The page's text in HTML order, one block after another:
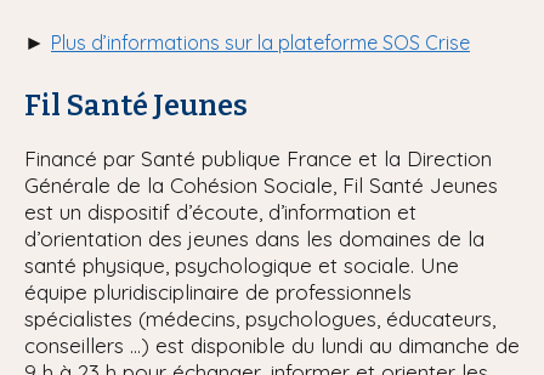
► Plus d’informations sur la plateforme SOS Crise
Fil Santé Jeunes
Financé par Santé publique France et la Direction
Générale de la Cohésion Sociale, Fil Santé Jeunes
est un dispositif d’écoute, d’information et
d’orientation des jeunes dans les domaines de la
santé physique, psychologique et sociale. Une
équipe pluridisciplinaire de professionnels
spécialistes (médecins, psychologues, éducateurs,
conseillers ...) est disponible du lundi au dimanche de